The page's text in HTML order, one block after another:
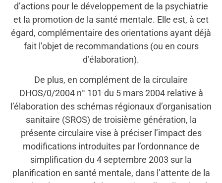
d’actions pour le développement de la psychiatrie
et la promotion de la santé mentale. Elle est, à cet
égard, complémentaire des orientations ayant déjà
fait l’objet de recommandations (ou en cours
d’élaboration).
De plus, en complément de la circulaire
DHOS/0/2004 n° 101 du 5 mars 2004 relative à
l’élaboration des schémas régionaux d’organisation
sanitaire (SROS) de troisième génération, la
présente circulaire vise à préciser l’impact des
modifications introduites par l’ordonnance de
simplification du 4 septembre 2003 sur la
planification en santé mentale, dans l’attente de la